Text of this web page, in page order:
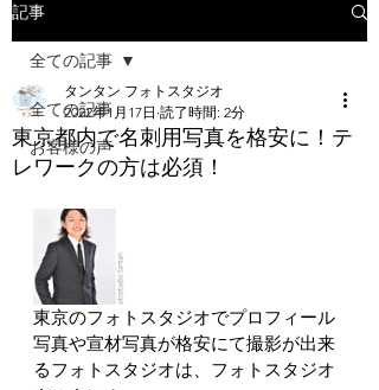
記事
全ての記事
お客様の声
全ての記事
東京都内で名刺用写真を格安に！テ
レワークの方は必須！
タンタン フォトスタジオ
2022年1月17日 読了時間: 2分
東京のフォトスタジオでプロフィール
写真や宣材写真が格安にて撮影が出来
るフォトスタジオは、フォトスタジオ